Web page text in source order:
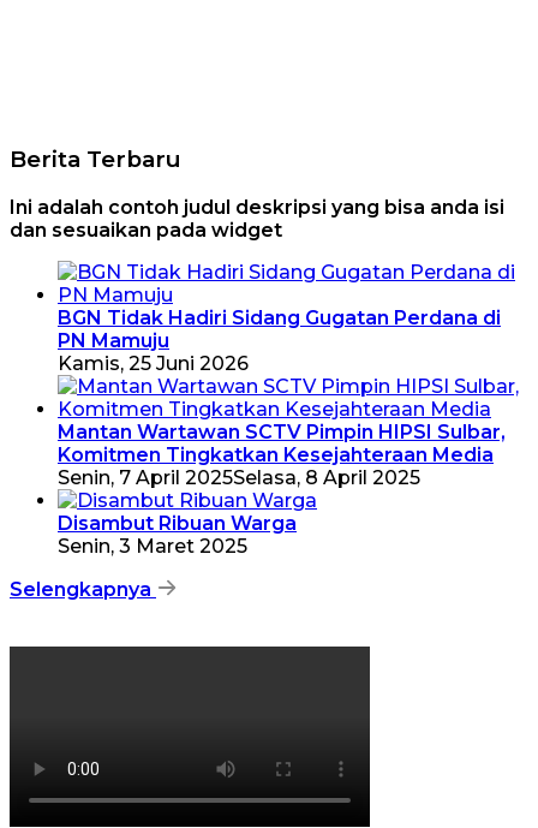
Berita Terbaru
Ini adalah contoh judul deskripsi yang bisa anda isi
dan sesuaikan pada widget
BGN Tidak Hadiri Sidang Gugatan Perdana di
PN Mamuju
Kamis, 25 Juni 2026
Mantan Wartawan SCTV Pimpin HIPSI Sulbar,
Komitmen Tingkatkan Kesejahteraan Media
Senin, 7 April 2025Selasa, 8 April 2025
Disambut Ribuan Warga
Senin, 3 Maret 2025
Selengkapnya